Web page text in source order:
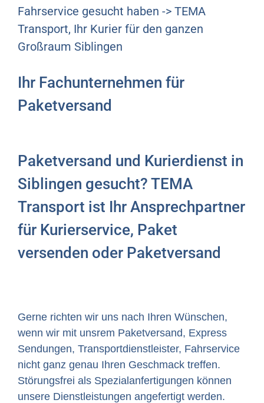
Fahrservice gesucht haben -> TEMA
Transport, Ihr Kurier für den ganzen
Großraum Siblingen
Ihr Fachunternehmen für
Paketversand
Paketversand und Kurierdienst in
Siblingen gesucht? TEMA
Transport ist Ihr Ansprechpartner
für Kurierservice, Paket
versenden oder Paketversand
Gerne richten wir uns nach Ihren Wünschen,
wenn wir mit unsrem Paketversand, Express
Sendungen, Transportdienstleister, Fahrservice
nicht ganz genau Ihren Geschmack treffen.
Störungsfrei als Spezialanfertigungen können
unsere Dienstleistungen angefertigt werden.